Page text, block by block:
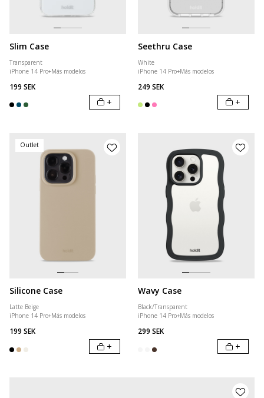
Slim Case
Transparent
iPhone 14 Pro+Más modelos
199 SEK
+
Seethru Case
White
iPhone 14 Pro+Más modelos
249 SEK
+
Outlet
Silicone Case
Latte Beige
iPhone 14 Pro+Más modelos
199 SEK
+
Wavy Case
Black/Transparent
iPhone 14 Pro+Más modelos
299 SEK
+